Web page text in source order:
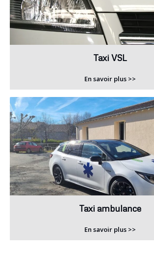
Taxi VSL
En savoir plus >>
Taxi ambulance
En savoir plus >>